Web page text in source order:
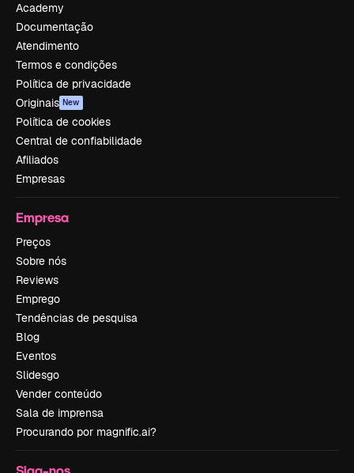
Academy
Documentação
Atendimento
Termos e condições
Política de privacidade
Originais New
Política de cookies
Central de confiabilidade
Afiliados
Empresas
Empresa
Preços
Sobre nós
Reviews
Emprego
Tendências de pesquisa
Blog
Eventos
Slidesgo
Vender conteúdo
Sala de imprensa
Procurando por magnific.ai?